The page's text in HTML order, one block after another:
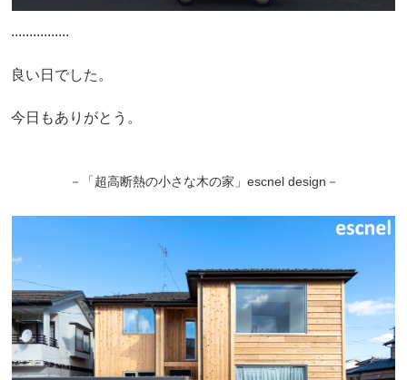
................
良い日でした。
今日もありがとう。
－「超高断熱の小さな木の家」escnel design－